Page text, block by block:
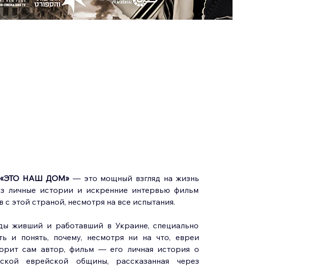
«ЭТО НАШ ДОМ» — это мощный взгляд на жизнь
личные истории и искренние интервью фильм
этой страной, несмотря на все испытания.
живший и работавший в Украине, специально
и понять, почему, несмотря ни на что, евреи
сам автор, фильм — его личная история о
еврейской общины, рассказанная через